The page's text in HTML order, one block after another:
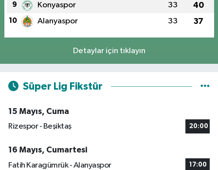
9 Konyaspor 33 40
10 Alanyaspor 33 37
Detaylar için tıklayın
Süper Lig Fikstür
15 Mayıs, Cuma
Rizespor - Beşiktaş
20:00
16 Mayıs, Cumartesi
Fatih Karagümrük - Alanyaspor
17:00